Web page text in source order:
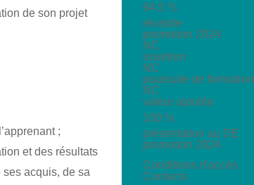
de son projet
;
et des résultats
acquis, de sa
94.5 %
réussite
promotion 2024
NC
insertion
NC
poursuite de formation
NC
valeur ajoutée
100 %
présentation au DE
promotion 2024
Conditions d'accès
Contacts